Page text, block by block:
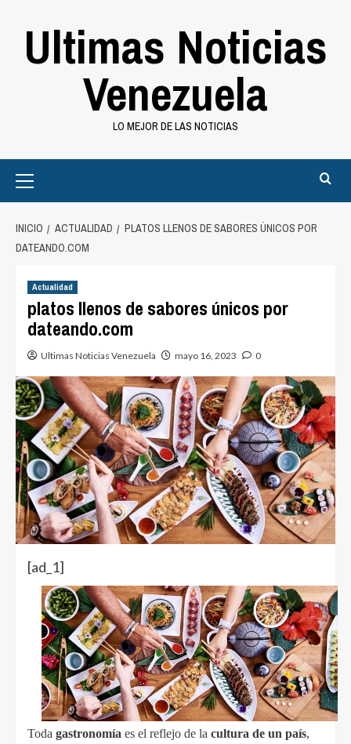
Ultimas Noticias
Venezuela
LO MEJOR DE LAS NOTICIAS
Menu
INICIO ACTUALIDAD
PLATOS LLENOS DE SABORES ÚNICOS POR
DATEANDO.COM
Actualidad
platos llenos de sabores únicos por
dateando.com
Ultimas Noticias Venezuela mayo 16, 2023 0
[ad_1]
Toda gastronomía es el reflejo de la cultura de un país,